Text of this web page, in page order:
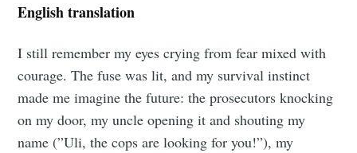
English translation
I still remember my eyes crying from fear mixed with
courage. The fuse was lit, and my survival instinct
made me imagine the future: the prosecutors knocking
on my door, my uncle opening it and shouting my
name (”Uli, the cops are looking for you!”), my